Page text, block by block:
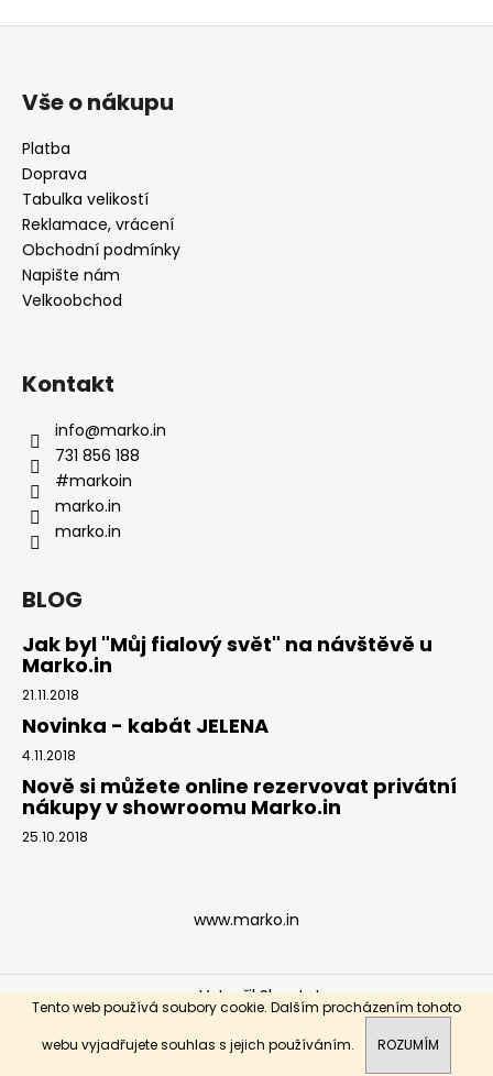
Tento web používá soubory cookie. Dalším procházením tohoto
webu vyjadřujete souhlas s jejich používáním.
ROZUMÍM
Z
Vše o nákupu
Platba
Doprava
Tabulka velikostí
Reklamace, vrácení
Obchodní podmínky
Napište nám
Velkoobchod
Kontakt
info@marko.in
731 856 188
#markoin
marko.in
marko.in
BLOG
Jak byl "Můj fialový svět" na návštěvě u
Marko.in
21.11.2018
Novinka - kabát JELENA
4.11.2018
Nově si můžete online rezervovat privátní
nákupy v showroomu Marko.in
25.10.2018
www.marko.in
Vytvořil Shoptet